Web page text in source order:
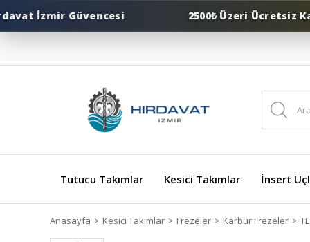
İzmir Güvencesi 2500₺ Üzeri Ücretsiz
Tutucu Takımlar Kesici Takımlar İnsert
Anasayfa Kesici Takımlar Frezeler Karbür Frezeler